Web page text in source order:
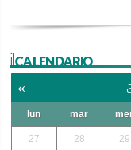
ilCALENDARIO
«
lun mar
27 28 29